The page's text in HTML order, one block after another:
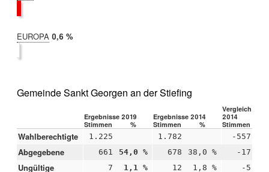
EUROPA 2019:
0,6 %
Gemeinde Sankt Georgen an der Stiefing
Ergebnisse 2019 Ergebnisse 2014
Vergleich
2014
Stimmen
% Stimmen % Stimmen
Wahlberechtigte 1.225 1.782 -557
Abgegebene 661 54,0 % 678 38,0 % -17
Ungültige 7 1,1 % 12 1,8 % -5